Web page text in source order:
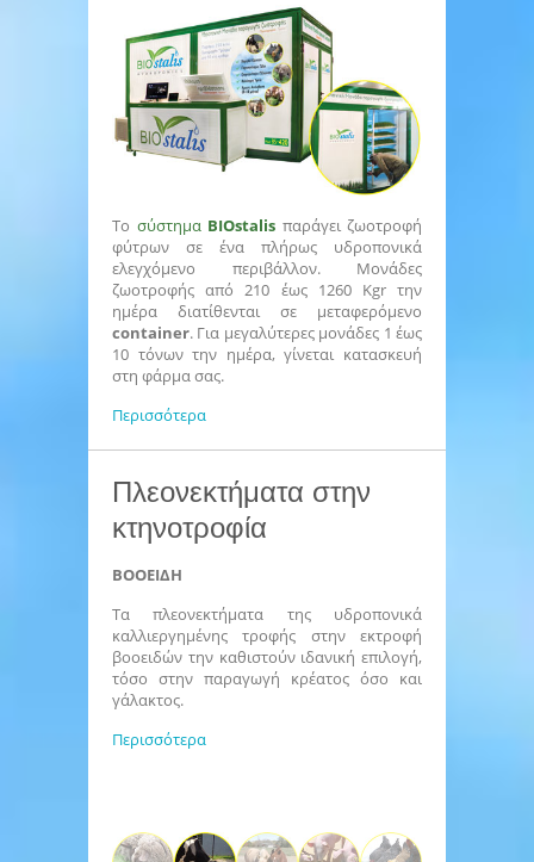
Το σύστημα BIOstalis παράγει ζωοτροφή
φύτρων σε ένα πλήρως υδροπονικά
ελεγχόμενο περιβάλλον. Μονάδες
ζωοτροφής από 210 έως 1260 Kgr την
ημέρα διατίθενται σε μεταφερόμενο
container. Για μεγαλύτερες μονάδες 1 έως
10 τόνων την ημέρα, γίνεται κατασκευή
στη φάρμα σας.
Περισσότερα
Πλεονεκτήματα στην
κτηνοτροφία
ΒΟΟΕΙΔΗ
Τα πλεονεκτήματα της υδροπονικά
καλλιεργημένης τροφής στην εκτροφή
βοοειδών την καθιστούν ιδανική επιλογή,
τόσο στην παραγωγή κρέατος όσο και
γάλακτος.
Περισσότερα